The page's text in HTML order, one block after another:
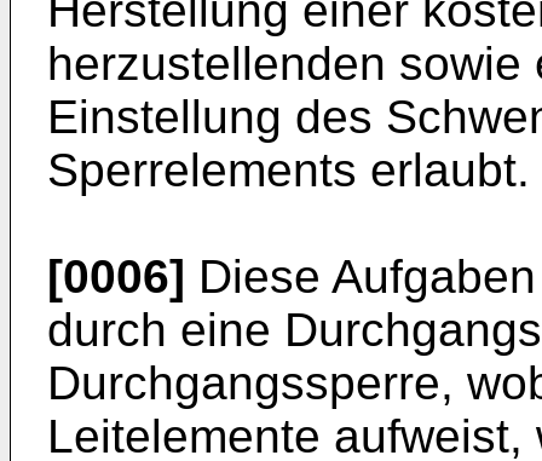
herzustellenden
Einstellung des
Sperrelements erlaubt.
[0006] Diese
durch eine
Durchgangssperre,
Leitelemente